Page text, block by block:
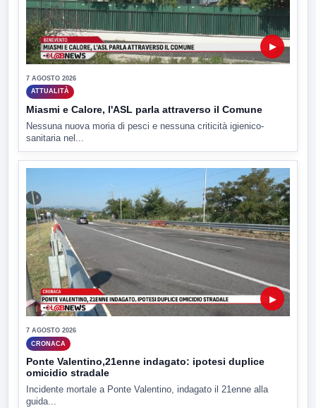
▶
7 AGOSTO 2026
ATTUALITÀ
Miasmi e Calore, l'ASL parla attraverso il Comune
Nessuna nuova moria di pesci e nessuna criticità igienico-
sanitaria nel...
▶
7 AGOSTO 2026
CRONACA
Ponte Valentino,21enne indagato: ipotesi duplice
omicidio stradale
Incidente mortale a Ponte Valentino, indagato il 21enne alla
guida...